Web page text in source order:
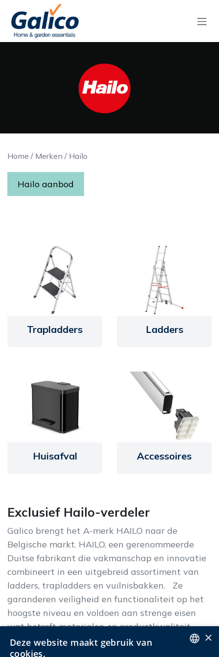
Overslaan naar inhoud
Home / Merken / Hailo
Hailo aanbod
Trapladders Ladders
Huisafval Accessoires
Exclusief Hailo-verdeler
Galico brengt het A-merk HAILO naar de
Belgische markt. HAILO, een gerenommeerde
Duitse fabrikant die vakmanschap en innovatie
combineert in een uitgebreid assortiment van
ladders, trapladders en vuilnisbakken. Ze
garanderen veiligheid en functionaliteit op het
hoogste niveau en voldoen aan strenge eisen
wat betreft materialen en productkwaliteit.
Dankzij slimme en praktische details maak je
×
Deze website maakt gebruik van
cookies.